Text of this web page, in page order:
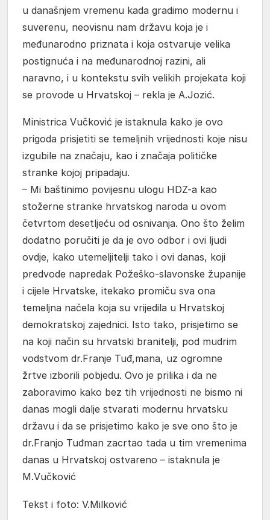
u današnjem vremenu kada gradimo modernu i
suverenu, neovisnu nam državu koja je i
međunarodno priznata i koja ostvaruje velika
postignuća i na međunarodnoj razini, ali
naravno, i u kontekstu svih velikih projekata koji
se provode u Hrvatskoj – rekla je A.Jozić.
Ministrica Vučković je istaknula kako je ovo
prigoda prisjetiti se temeljnih vrijednosti koje nisu
izgubile na značaju, kao i značaja političke
stranke kojoj pripadaju.
– Mi baštinimo povijesnu ulogu HDZ-a kao
stožerne stranke hrvatskog naroda u ovom
četvrtom desetljeću od osnivanja. Ono što želim
dodatno poručiti je da je ovo odbor i ovi ljudi
ovdje, kako utemeljitelji tako i ovi danas, koji
predvode napredak Požeško-slavonske županije
i cijele Hrvatske, itekako promiču sva ona
temeljna načela koja su vrijedila u Hrvatskoj
demokratskoj zajednici. Isto tako, prisjetimo se
na koji način su hrvatski branitelji, pod mudrim
vodstvom dr.Franje Tuđ,mana, uz ogromne
žrtve izborili pobjedu. Ovo je prilika i da ne
zaboravimo kako bez tih vrijednosti ne bismo ni
danas mogli dalje stvarati modernu hrvatsku
državu i da se prisjetimo kako je sve ono što je
dr.Franjo Tuđman zacrtao tada u tim vremenima
danas u Hrvatskoj ostvareno – istaknula je
M.Vučković
Tekst i foto: V.Milković